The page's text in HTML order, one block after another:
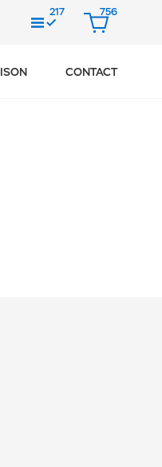
217
COMPAREZ
756
PANIER
CONTACT